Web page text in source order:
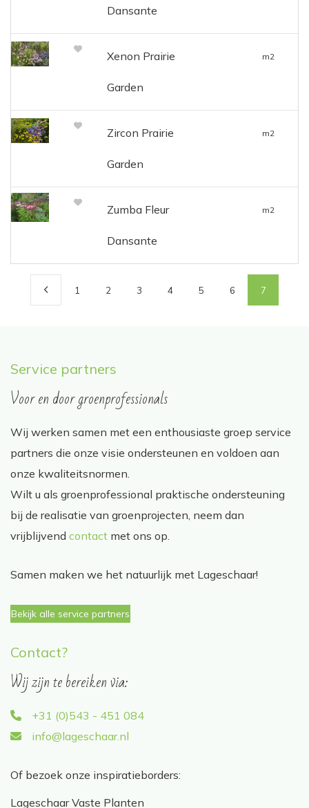
Dansante
Xenon Prairie
Garden
m2
Zircon Prairie
Garden
m2
Zumba Fleur
Dansante
m2
1 2 3 4 5 6 7
Service partners
Voor en door groenprofessionals
Wij werken samen met een enthousiaste groep service
partners die onze visie ondersteunen en voldoen aan
onze kwaliteitsnormen.
Wilt u als groenprofessional praktische ondersteuning
bij de realisatie van groenprojecten, neem dan
vrijblijvend contact met ons op.
Samen maken we het natuurlijk met Lageschaar!
Bekijk alle service partners
Contact?
Wij zijn te bereiken via:
+31 (0)543 - 451 084
info@lageschaar.nl
Of bezoek onze inspiratieborders:
Lageschaar Vaste Planten